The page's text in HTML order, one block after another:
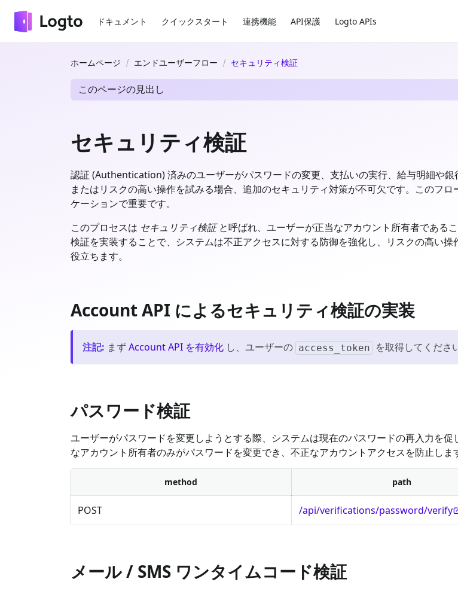
ドキュメント クイックスタート 連携機能 API保護 Logto APIs
ホームページ エンドユーザーフロー セキュリティ検証
このページの見出し
セキュリティ検証
認証 (Authentication) 済みのユーザーがパスワードの変更、支払いの実行、給与明細や
またはリスクの高い操作を試みる場合、追加のセキュリティ対策が不可欠です。このフ
ケーションで重要です。
このプロセスは セキュリティ検証と呼ばれ、ユーザーが正当なアカウント所有者である
検証を実装することで、システムは不正アクセスに対する防御を強化し、リスクの高い
役立ちます。
Account API によるセキュリティ検証の実装
注記: まずAccount API を有効化 し、ユーザーの access_token を取得してくださ
パスワード検証
ユーザーがパスワードを変更しようとする際、システムは現在のパスワードの再入力を
なアカウント所有者のみがパスワードを変更でき、不正なアカウントアクセスを防止しま
method path
POST /api/verifications/password/verify
メール / SMS ワンタイムコード検証